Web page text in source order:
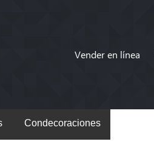
Vender en línea
Condecoraciones